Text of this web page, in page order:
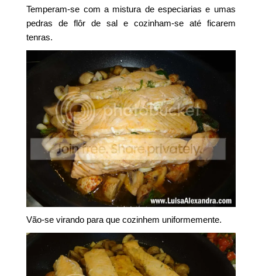
Temperam-se com a mistura de especiarias e umas
pedras de flôr de sal e cozinham-se até ficarem
tenras.
Vão-se virando para que cozinhem uniformemente.